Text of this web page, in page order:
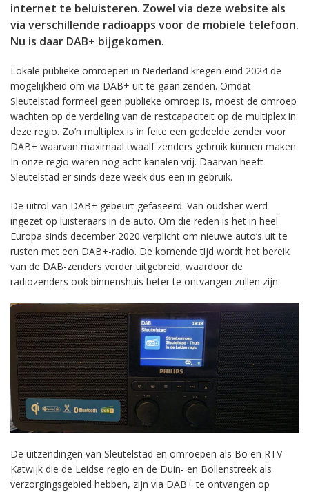
internet te beluisteren. Zowel via deze website als
via verschillende radioapps voor de mobiele telefoon.
Nu is daar DAB+ bijgekomen.
Lokale publieke omroepen in Nederland kregen eind 2024 de
mogelijkheid om via DAB+ uit te gaan zenden. Omdat
Sleutelstad formeel geen publieke omroep is, moest de omroep
wachten op de verdeling van de restcapaciteit op de multiplex in
deze regio. Zo’n multiplex is in feite een gedeelde zender voor
DAB+ waarvan maximaal twaalf zenders gebruik kunnen maken.
In onze regio waren nog acht kanalen vrij. Daarvan heeft
Sleutelstad er sinds deze week dus een in gebruik.
De uitrol van DAB+ gebeurt gefaseerd. Van oudsher werd
ingezet op luisteraars in de auto. Om die reden is het in heel
Europa sinds december 2020 verplicht om nieuwe auto’s uit te
rusten met een DAB+-radio. De komende tijd wordt het bereik
van de DAB-zenders verder uitgebreid, waardoor de
radiozenders ook binnenshuis beter te ontvangen zullen zijn.
De uitzendingen van Sleutelstad en omroepen als Bo en RTV
Katwijk die de Leidse regio en de Duin- en Bollenstreek als
verzorgingsgebied hebben, zijn via DAB+ te ontvangen op